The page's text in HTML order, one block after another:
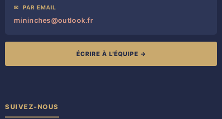
✉ PAR EMAIL
mininches@outlook.fr
ÉCRIRE À L'ÉQUIPE →
SUIVEZ-NOUS